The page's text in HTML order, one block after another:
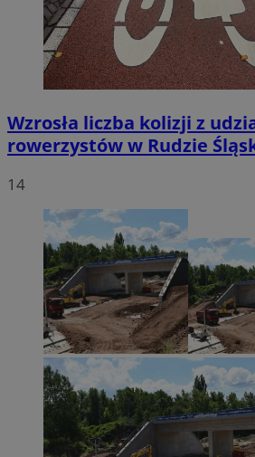
Wzrosła liczba kolizji z
rowerzystów w Rudzie
14